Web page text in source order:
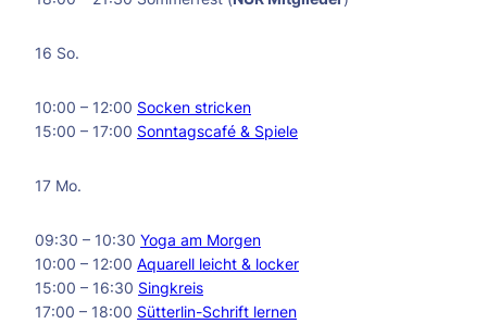
16 So.
10:00 – 12:00 Socken stricken
15:00 – 17:00 Sonntagscafé & Spiele
17 Mo.
09:30 – 10:30 Yoga am Morgen
10:00 – 12:00 Aquarell leicht & locker
15:00 – 16:30 Singkreis
17:00 – 18:00 Sütterlin-Schrift lernen